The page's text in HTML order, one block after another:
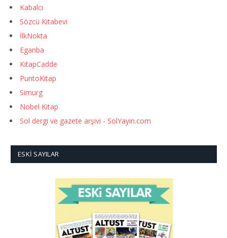
Kabalcı
Sözcü Kitabevi
İlkNokta
Eganba
KitapCadde
PuntoKitap
Simurg
Nobel Kitap
Sol dergi ve gazete arşivi - SolYayin.com
ESKI SAYILAR